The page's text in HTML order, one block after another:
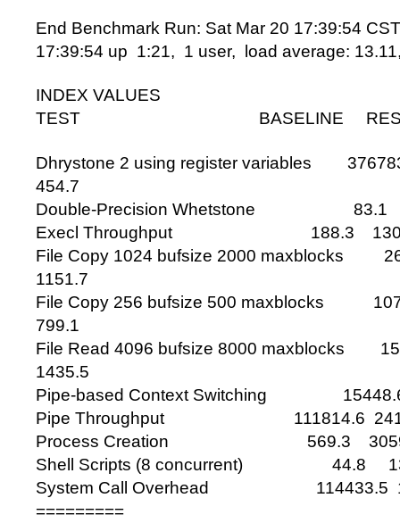
End Benchmark Run: Sat Mar 20 17:39:54
17:39:54 up 1:21, 1 user, load average:
INDEX VALUES
TEST BASELINE
Dhrystone 2 using register variables
454.7
Double-Precision Whetstone 83.1
Execl Throughput 188.3
File Copy 1024 bufsize 2000 maxblocks
1151.7
File Copy 256 bufsize 500 maxblocks
799.1
File Read 4096 bufsize 8000 maxblocks
1435.5
Pipe-based Context Switching
Pipe Throughput 111814.6
Process Creation 569.3
Shell Scripts (8 concurrent) 44.8
System Call Overhead 114433.5
=========